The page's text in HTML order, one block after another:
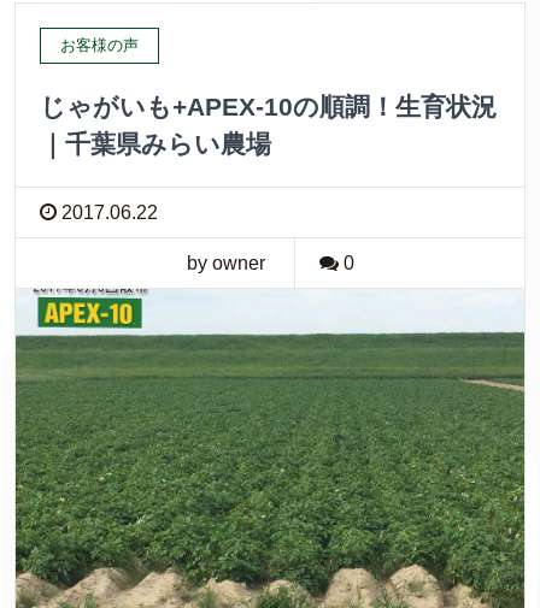
お客様の声
じゃがいも+APEX-10の順調！生育状況
｜千葉県みらい農場
2017.06.22
by owner 0